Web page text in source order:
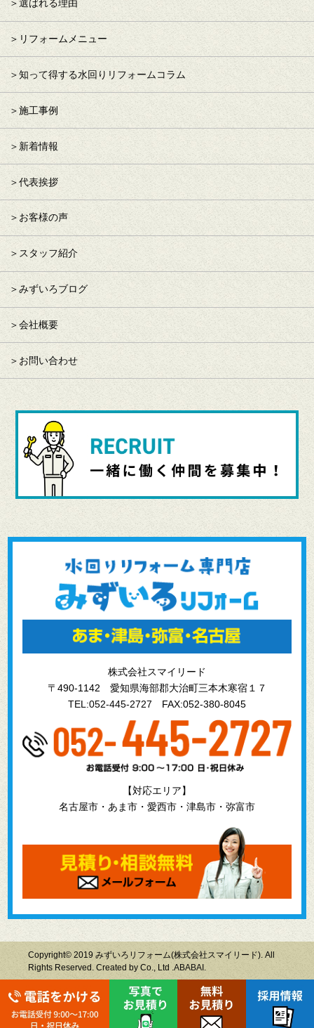
選ばれる理由
リフォームメニュー
知って得する水回りリフォームコラム
施工事例
新着情報
代表挨拶
お客様の声
スタッフ紹介
みずいろブログ
会社概要
お問い合わせ
株式会社スマイリード
〒490-1142 愛知県海部郡大治町三本木寒宿１７
TEL:052-445-2727 FAX:052-380-8045
【対応エリア】
名古屋市・あま市・愛西市・津島市・弥富市
Copyright© 2019 みずいろリフォーム(株式会社スマイリード). All
Rights Reserved. Created by Co., Ltd .ABABAI.